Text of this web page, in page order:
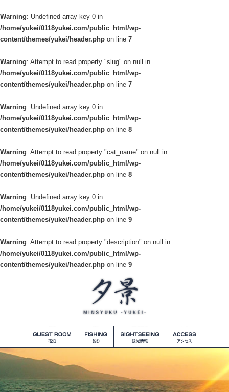
Warning: Undefined array key 0 in
/home/yukei/0118yukei.com/public_html/wp-
content/themes/yukei/header.php on line 7
Warning: Attempt to read property "slug" on null in
/home/yukei/0118yukei.com/public_html/wp-
content/themes/yukei/header.php on line 7
Warning: Undefined array key 0 in
/home/yukei/0118yukei.com/public_html/wp-
content/themes/yukei/header.php on line 8
Warning: Attempt to read property "cat_name" on null in
/home/yukei/0118yukei.com/public_html/wp-
content/themes/yukei/header.php on line 8
Warning: Undefined array key 0 in
/home/yukei/0118yukei.com/public_html/wp-
content/themes/yukei/header.php on line 9
Warning: Attempt to read property "description" on null in
/home/yukei/0118yukei.com/public_html/wp-
content/themes/yukei/header.php on line 9